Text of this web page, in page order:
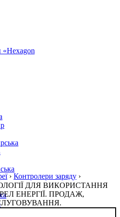
› Контролери заряду ›
ДЛЯ ВИКОРИСТАННЯ
ЕНЕРГІЇ. ПРОДАЖ,